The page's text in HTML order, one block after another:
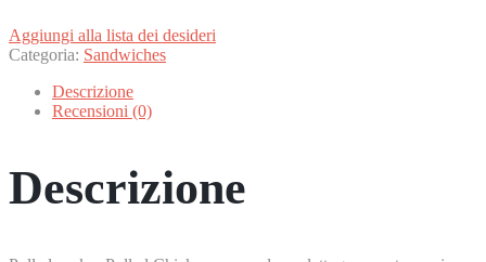
Aggiungi alla lista dei desideri
Categoria: Sandwiches
Descrizione
Recensioni (0)
Descrizione